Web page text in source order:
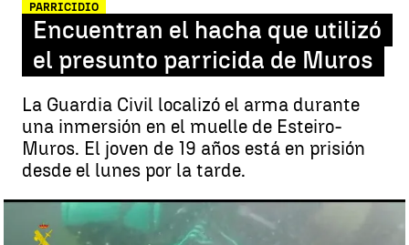
PARRICIDIO
Encuentran el hacha que utilizó
el presunto parricida de Muros
La Guardia Civil localizó el arma durante
una inmersión en el muelle de Esteiro-
Muros. El joven de 19 años está en prisión
desde el lunes por la tarde.
Localizan el arma que pudo utilizar el presunto parricida de Muros |
Encuentran el hacha que utilizó el presunto parricida de Muros